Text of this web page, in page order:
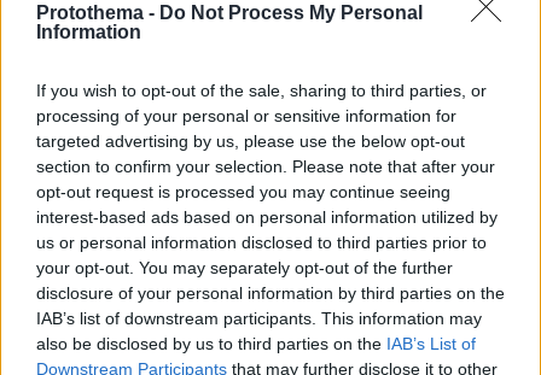
Protothema - Do Not Process My Personal
Information
If you wish to opt-out of the sale, sharing to third parties, or
processing of your personal or sensitive information for
targeted advertising by us, please use the below opt-out
section to confirm your selection. Please note that after your
opt-out request is processed you may continue seeing
interest-based ads based on personal information utilized by
us or personal information disclosed to third parties prior to
your opt-out. You may separately opt-out of the further
disclosure of your personal information by third parties on the
IAB’s list of downstream participants. This information may
also be disclosed by us to third parties on the IAB’s List of
Downstream Participants that may further disclose it to other
Προπηλακίστηκε η Γκρέτα Τούνμπεργκ για
φιλοπαλαιστινιακές δηλώσεις: «Ήρθα εδώ για το κλίμα,
όχι για πολιτική άποψη» (βίντεο)
Ένας άντρας προσπάθησε να πάρει το μικρόφωνο της
Σουηδής ακτιβίστριας ενοχλημένος από τις δηλώσεις
της κατά τη διάρκεια μιας διαμαρτυρίας για το κλίμα
στην Ολλανδία
13.11.2023, 03:50 18